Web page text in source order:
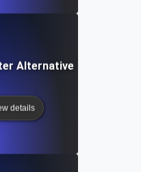
Alternative
details